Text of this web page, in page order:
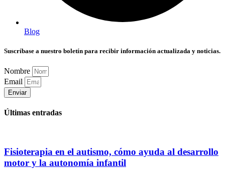
Blog
Suscríbase a nuestro boletín para recibir información actualizada y noticias.
Nombre
Email
Enviar
Últimas entradas
Fisioterapia en el autismo, cómo ayuda al desarrollo
motor y la autonomía infantil